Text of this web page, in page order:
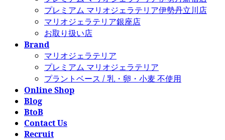
プレミアム マリオジェラテリア伊勢丹立川店
マリオジェラテリア銀座店
お取り扱い店
Brand
マリオジェラテリア
プレミアム マリオジェラテリア
プラントベース / 乳・卵・小麦 不使用
Online Shop
Blog
BtoB
Contact Us
Recruit